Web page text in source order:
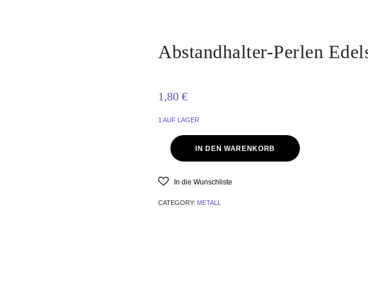
Abstandhalter-Perlen
1,80 €
1 AUF LAGER
IN DEN WARENKORB
In die Wunschliste
CATEGORY: METALL